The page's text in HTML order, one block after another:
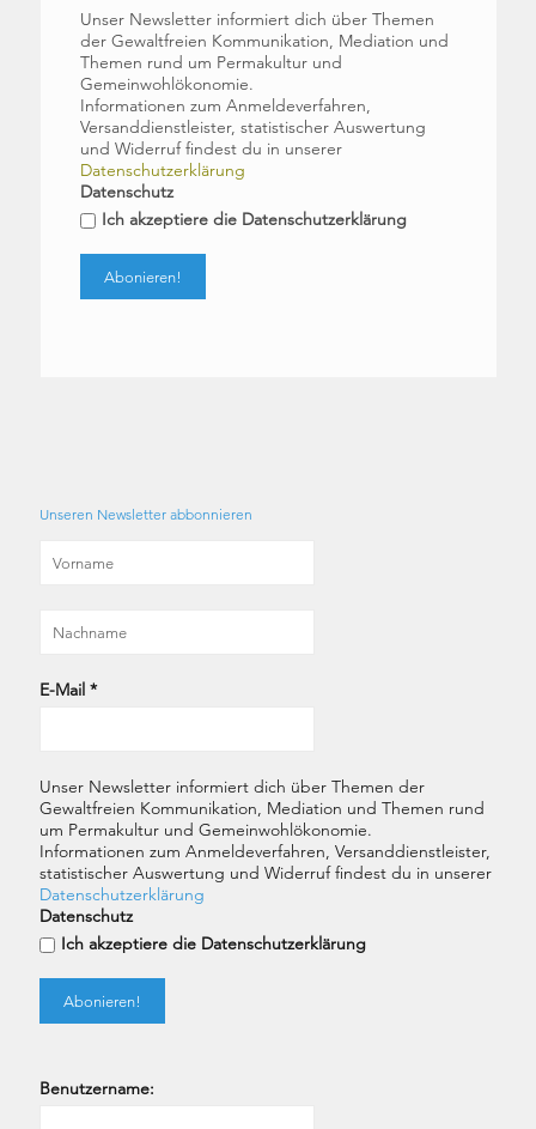
Unser Newsletter informiert dich über Themen
der Gewaltfreien Kommunikation, Mediation und
Themen rund um Permakultur und
Gemeinwohlökonomie.
Informationen zum Anmeldeverfahren,
Versanddienstleister, statistischer Auswertung
und Widerruf findest du in unserer
Datenschutzerklärung
Datenschutz
Ich akzeptiere die Datenschutzerklärung
Unseren Newsletter abbonnieren
E-Mail *
Unser Newsletter informiert dich über Themen der
Gewaltfreien Kommunikation, Mediation und Themen rund
um Permakultur und Gemeinwohlökonomie.
Informationen zum Anmeldeverfahren, Versanddienstleister,
statistischer Auswertung und Widerruf findest du in unserer
Datenschutzerklärung
Datenschutz
Ich akzeptiere die Datenschutzerklärung
Benutzername: